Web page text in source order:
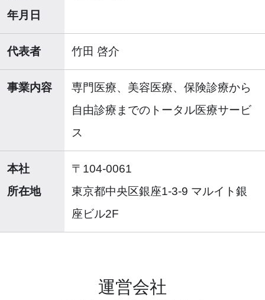
年月日
代表者 竹田 啓介
事業内容
専門医療、美容医療、保険診療から
自由診療までのトータル医療サービ
ス
本社
所在地
〒104-0061
東京都中央区銀座1-3-9 マルイト銀
座ビル2F
運営会社